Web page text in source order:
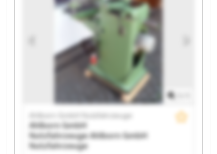
Nutzfahrzeuge Ahlborn GmbH Nutzfahrzeuge Ahlborn
GmbH Nutzfahrzeuge Ahlborn GmbH Nutzfahrzeuge
Ahlborn GmbH Nutzfahrzeuge Ahlborn GmbH
Nutzfahrzeuge Ahlborn GmbH Nutzfahrzeuge Ahlborn
GmbH Nutzfahrzeuge Ahlborn GmbH Nutzfahrzeuge
Ahlborn GmbH Nutzfahrzeuge
Ahlborn GmbH
NutzfahrzeugeAhlborn GmbH
Nutzfahrzeuge